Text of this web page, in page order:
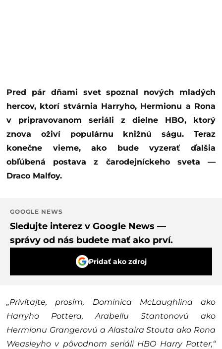
Pred pár dňami svet spoznal nových mladých
hercov, ktorí stvárnia Harryho, Hermionu a Rona
v pripravovanom seriáli z dielne HBO, ktorý
znova oživí populárnu knižnú ságu. Teraz
konečne vieme, ako bude vyzerať ďalšia
obľúbená postava z čarodejníckeho sveta —
Draco Malfoy.
GOOGLE NEWS
Sledujte interez v Google News —
správy od nás budete mať ako prví.
Pridať ako zdroj
„Privítajte, prosím, Dominica McLaughlina ako
Harryho Pottera, Arabellu Stantonovú ako
Hermionu Grangerovú a Alastaira Stouta ako Rona
Weasleyho v pôvodnom seriáli HBO Harry Potter,“